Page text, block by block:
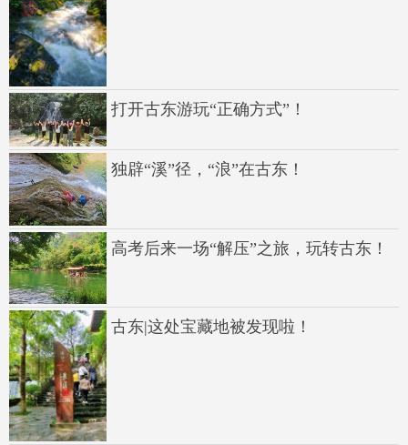
打开古东游玩“正确方式”！
独辟“溪”径，“浪”在古东！
高考后来一场“解压”之旅，玩转古东！
古东|这处宝藏地被发现啦！